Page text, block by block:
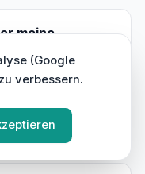
meine
verpassen
(Google
verbessern.